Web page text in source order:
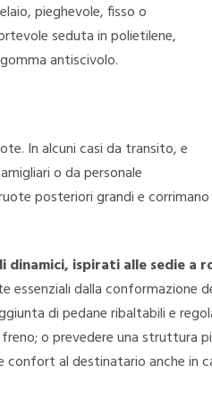
pieghevole, fisso o
seduta in polietilene,
antiscivolo.
In alcuni casi da transito, e
o da personale
posteriori grandi e corrimano
dinamici, ispirati alle sedie a
essenziali dalla conformazione
di pedane ribaltabili e
o prevedere una struttura
confort al destinatario anche in